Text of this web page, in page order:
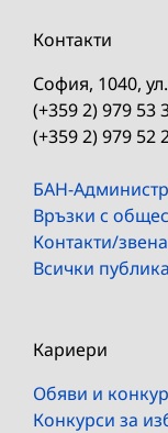
Контакти
София, 1040,
(+359 2) 979 53
(+359 2) 979 52
БАН-
Връзки с
Контакти/
Всички
Кариери
Обяви и
Конкурси за